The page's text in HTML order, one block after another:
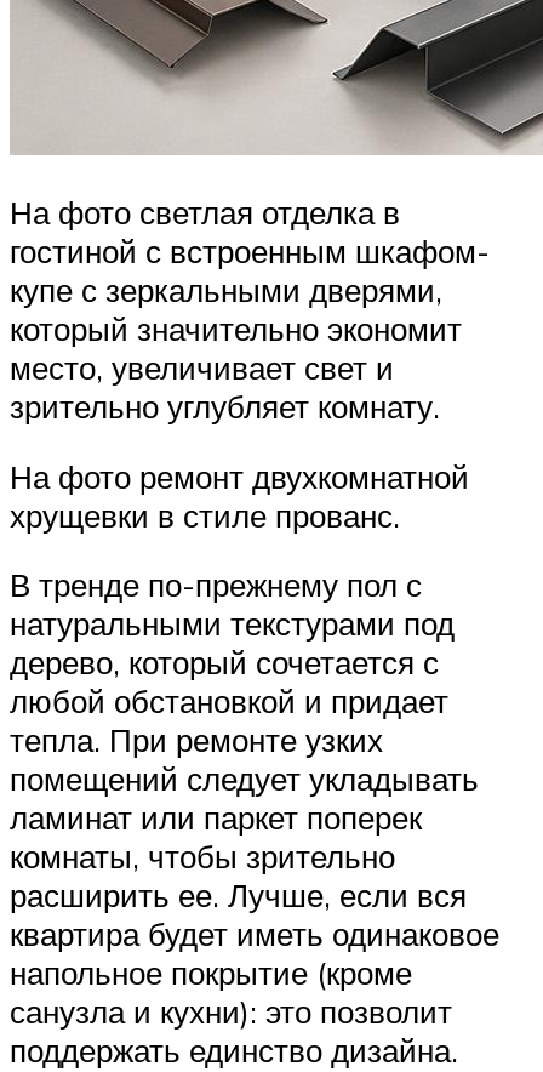
На фото светлая отделка в
гостиной с встроенным шкафом-
купе с зеркальными дверями,
который значительно экономит
место, увеличивает свет и
зрительно углубляет комнату.
На фото ремонт двухкомнатной
хрущевки в стиле прованс.
В тренде по-прежнему пол с
натуральными текстурами под
дерево, который сочетается с
любой обстановкой и придает
тепла. При ремонте узких
помещений следует укладывать
ламинат или паркет поперек
комнаты, чтобы зрительно
расширить ее. Лучше, если вся
квартира будет иметь одинаковое
напольное покрытие (кроме
санузла и кухни): это позволит
поддержать единство дизайна.